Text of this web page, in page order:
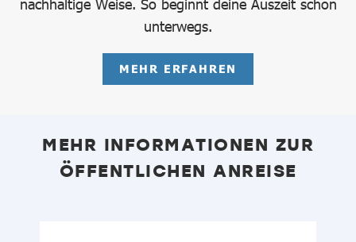
nachhaltige Weise. So beginnt deine Auszeit schon
unterwegs.
MEHR ERFAHREN
MEHR INFORMATIONEN ZUR
ÖFFENTLICHEN ANREISE